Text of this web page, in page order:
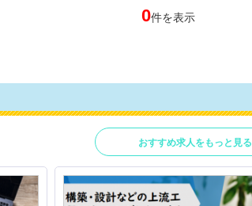
0件を表示
おすすめ求人をもっと見る